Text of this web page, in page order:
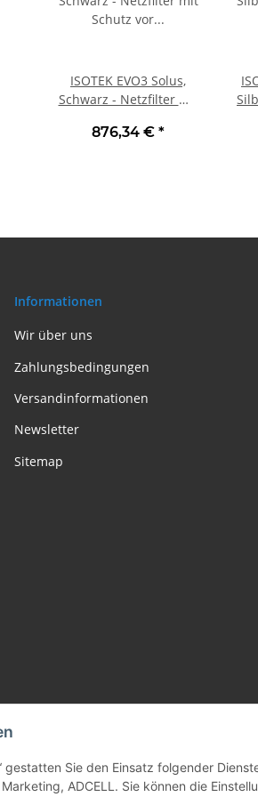
gestatten Sie den Einsatz folgender
ADCELL. Sie können die
ISOTEK EVO3 Solus,
Schwarz - Netzfilter mit
und Spannungsspitzen
876,34 € *
Informationen
Wir über uns
Zahlungsbedingungen
Versandinformationen
Newsletter
Sitemap